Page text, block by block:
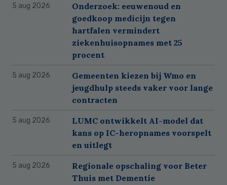
5 aug 2026
Onderzoek: eeuwenoud en
goedkoop medicijn tegen
hartfalen vermindert
ziekenhuisopnames met 25
procent
5 aug 2026
Gemeenten kiezen bij Wmo en
jeugdhulp steeds vaker voor lange
contracten
5 aug 2026
LUMC ontwikkelt AI-model dat
kans op IC-heropnames voorspelt
en uitlegt
5 aug 2026
Regionale opschaling voor Beter
Thuis met Dementie